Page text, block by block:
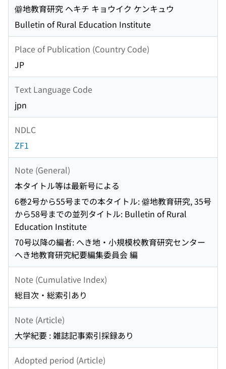
僻地教育研究 ヘキチ キョウイク ケンキュウ
Bulletin of Rural Education Institute
Place of Publication (Country Code)
JP
Text Language Code
jpn
NDLC
ZF1
Note (General)
本タイトル等は最新号による
6巻2号から55号までの本タイトル: 僻地教育研究, 35号
から58号までの並列タイトル: Bulletin of Rural
Education Institute
70号以降の編者: へき地・小規模校教育研究センター
へき地教育研究紀要編集委員会 編
Note (Cumulative Index)
総目次・総索引あり
Note (Article)
大学紀要 : 雑誌記事索引採録あり
Adopted period (Article)